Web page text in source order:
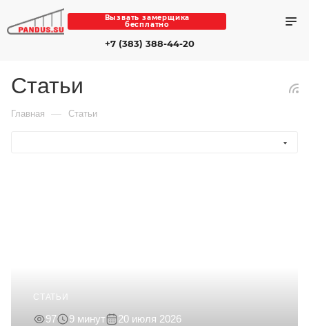
Вызвать замерщика
бесплатно
+7 (383) 388-44-20
Статьи
Главная — Статьи
СТАТЬИ
97 9 минут 20 июля 2026